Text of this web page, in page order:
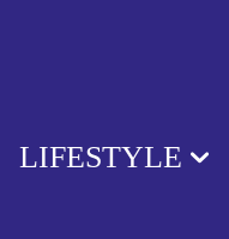
LIFESTYLE